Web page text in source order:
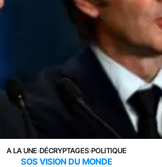
A LA UNE›DÉCRYPTAGES›POLITIQUE
SOS VISION DU MONDE